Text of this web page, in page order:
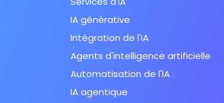
IA générative
Intégration de l'IA
Agents d'intelligence artificielle
Automatisation de l'IA
IA agentique